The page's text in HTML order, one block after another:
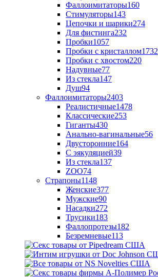
Фаллоимитаторы160
Стимуляторы143
Цепочки и шарики274
Для фистинга232
Пробки1057
Пробки с кристаллом1732
Пробки с хвостом220
Надувные77
Из стекла147
Душ94
Фаллоимитаторы2403
Реалистичные1478
Классические253
Гиганты430
Анально-вагинальные56
Двусторонние164
С эякуляцией39
Из стекла137
ZOO74
Страпоны1148
Женские377
Мужские90
Насадки272
Трусики183
Фаллопротезы182
Безремневые113